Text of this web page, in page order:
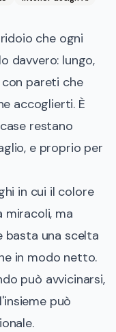
che ogni
davvero: lungo,
pareti che
accoglierti. È
restano
e proprio per
in cui il colore
miracoli, ma
basta una scelta
in modo netto.
può avvicinarsi,
può